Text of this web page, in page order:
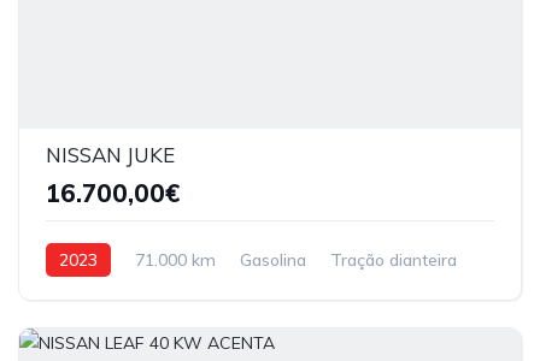
NISSAN JUKE
16.700,00€
2023 71.000 km Gasolina Tração dianteira